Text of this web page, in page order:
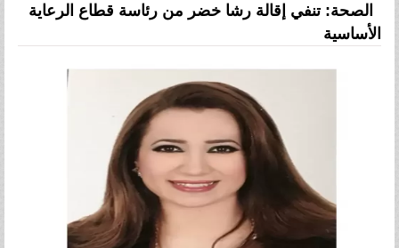
الصحة: تنفي إقالة رشا خضر من رئاسة قطاع الرعاية
الأساسية